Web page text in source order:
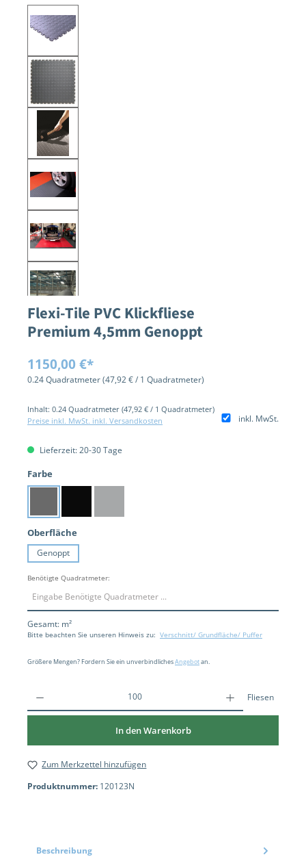
Flexi-Tile PVC Klickfliese
Premium 4,5mm Genoppt
1150,00 €*
0.24 Quadratmeter(47,92 € / 1 Quadratmeter)
Inhalt: 0.24 Quadratmeter (47,92 € / 1 Quadratmeter)
inkl. MwSt.
Preise inkl. MwSt. inkl. Versandkosten
Lieferzeit: 20-30 Tage
Farbe
Oberfläche
Genoppt
Benötigte Quadratmeter:
Gesamt: m²
Bitte beachten Sie unseren Hinweis zu: Verschnitt/ Grundfläche/ Puffer
Größere Mengen? Fordern Sie ein unverbindlichesAngebotan.
Fliesen
In den Warenkorb
Zum Merkzettel hinzufügen
Produktnummer: 120123N
Beschreibung